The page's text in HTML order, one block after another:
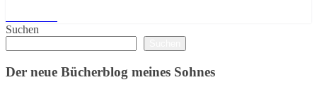
Suchen
Der neue Bücherblog meines Sohnes